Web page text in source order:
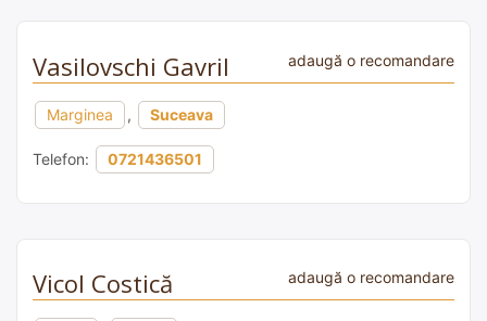
Vasilovschi Gavril adaugă o recomandare
Marginea , Suceava
Telefon: 0721436501
Vicol Costică adaugă o recomandare